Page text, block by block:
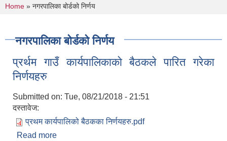
You are here
Home » नगरपालिका बोर्डको निर्णय
नगरपालिका बोर्डको निर्णय
प्रर्थम गाउँ कार्यपालिकाकाे बैठकले पारित गरेका
निर्णयहरु
Submitted on: Tue, 08/21/2018 - 21:51
दस्तावेज:
प्रथम कार्यपालिको बैठकका निर्णयहरु.pdf
Read more